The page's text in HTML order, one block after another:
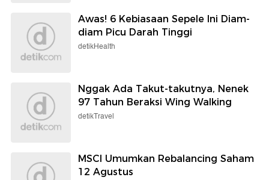
Awas! 6 Kebiasaan Sepele Ini Diam-
diam Picu Darah Tinggi
detikHealth
Nggak Ada Takut-takutnya, Nenek
97 Tahun Beraksi Wing Walking
detikTravel
MSCI Umumkan Rebalancing Saham
12 Agustus